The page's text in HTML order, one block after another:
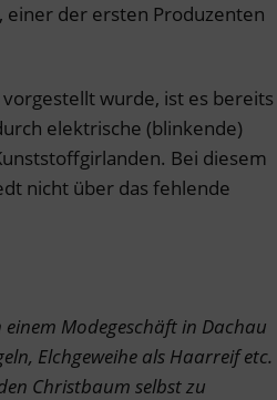
einer der ersten Produzenten
wurde, ist es bereits
elektrische (blinkende)
Bei diesem
nicht über das fehlende
Modegeschäft in Dachau
Elchgeweihe als Haarreif etc.
Christbaum selbst zu